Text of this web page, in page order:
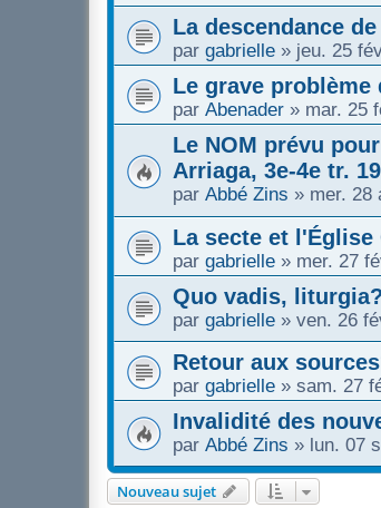
La descendance
par gabrielle » jeu. 25
Le grave problème
par Abenader » mar. 25
Le NOM prévu
Arriaga, 3e-4e tr.
par Abbé Zins » mer. 28
La secte et l'Église
par gabrielle » mer. 27
Quo vadis, liturgia?
par gabrielle » ven. 26
Retour aux
par gabrielle » sam. 27
Invalidité des
par Abbé Zins » lun. 07
Nouveau sujet